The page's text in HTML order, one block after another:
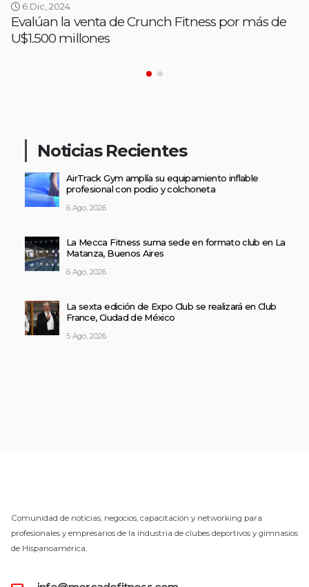
6 Dic, 2024
Evalúan la venta de Crunch Fitness por más de
U$1.500 millones
Noticias Recientes
AirTrack Gym amplía su equipamiento inflable
profesional con podio y colchoneta
6 Ago, 2026
La Mecca Fitness suma sede en formato club en La
Matanza, Buenos Aires
6 Ago, 2026
La sexta edición de Expo Club se realizará en Club
France, Ciudad de México
5 Ago, 2026
Comunidad de noticias, negocios, capacitación y networking para
profesionales y empresarios de la industria de clubes deportivos y gimnasios
de Hispanoamérica.